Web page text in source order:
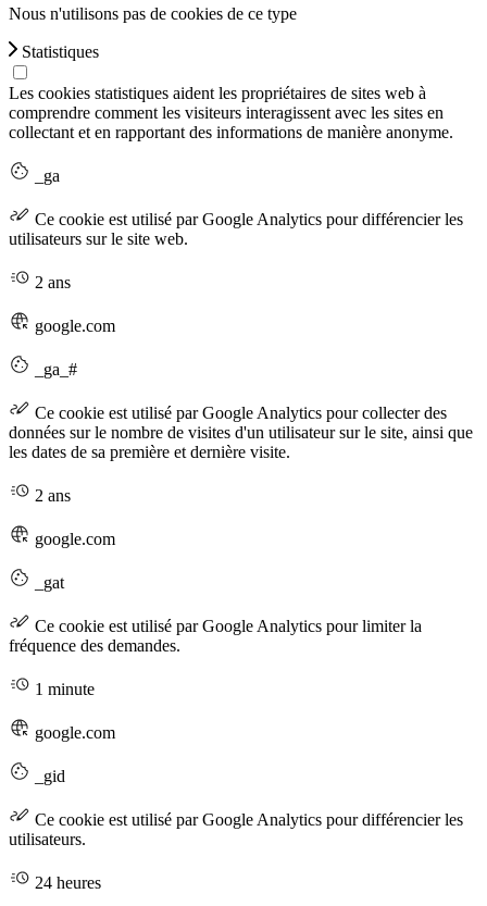
Nous n'utilisons pas de cookies de ce type
Statistiques
Les cookies statistiques aident les propriétaires de sites web à
comprendre comment les visiteurs interagissent avec les sites en
collectant et en rapportant des informations de manière anonyme.
_ga
Ce cookie est utilisé par Google Analytics pour différencier les
utilisateurs sur le site web.
2 ans
google.com
_ga_#
Ce cookie est utilisé par Google Analytics pour collecter des
données sur le nombre de visites d'un utilisateur sur le site, ainsi que
les dates de sa première et dernière visite.
2 ans
google.com
_gat
Ce cookie est utilisé par Google Analytics pour limiter la
fréquence des demandes.
1 minute
google.com
_gid
Ce cookie est utilisé par Google Analytics pour différencier les
utilisateurs.
24 heures